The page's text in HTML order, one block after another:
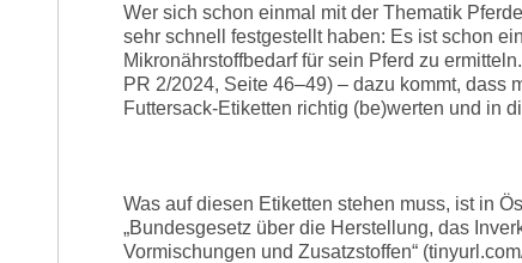
Wer sich schon einmal mit der Thematik
sehr schnell festgestellt haben: Es ist schon
Mikronährstoffbedarf für sein Pferd zu
PR 2/2024, Seite 46–49) – dazu kommt, dass
Futtersack-Etiketten richtig (be)werten und in
Was auf diesen Etiketten stehen muss, ist in
„Bundesgesetz über die Herstellung, das
Vormischungen und Zusatzstoffen“